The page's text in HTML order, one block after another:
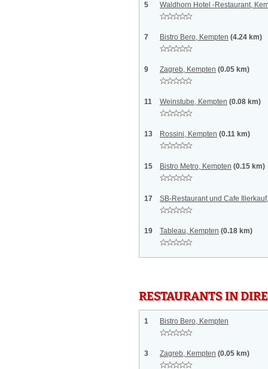
5 Waldhorn Hotel -Restaurant,
7 Bistro Bero, Kempten (4.24 km)
9 Zagreb, Kempten (0.05 km)
11 Weinstube, Kempten (0.08 km)
13 Rossini, Kempten (0.11 km)
15 Bistro Metro, Kempten (0.15 km)
17 SB-Restaurant und Cafe
19 Tableau, Kempten (0.18 km)
RESTAURANTS IN
1 Bistro Bero, Kempten
3 Zagreb, Kempten (0.05 km)